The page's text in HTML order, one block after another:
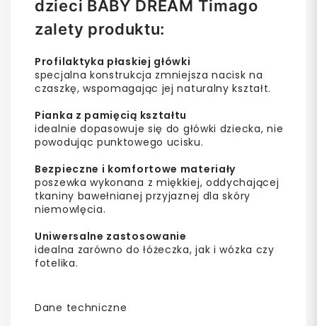
dzieci BABY DREAM Timago
zalety produktu:
Profilaktyka płaskiej główki
specjalna konstrukcja zmniejsza nacisk na
czaszkę, wspomagając jej naturalny kształt.
Pianka z pamięcią kształtu
idealnie dopasowuje się do główki dziecka, nie
powodując punktowego ucisku.
Bezpieczne i komfortowe materiały
poszewka wykonana z miękkiej, oddychającej
tkaniny bawełnianej przyjaznej dla skóry
niemowlęcia.
Uniwersalne zastosowanie
idealna zarówno do łóżeczka, jak i wózka czy
fotelika.
Dane techniczne